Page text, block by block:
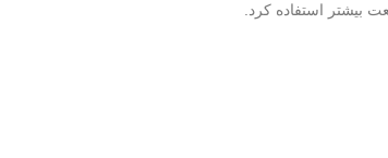
بیشتر استفاده کرد.